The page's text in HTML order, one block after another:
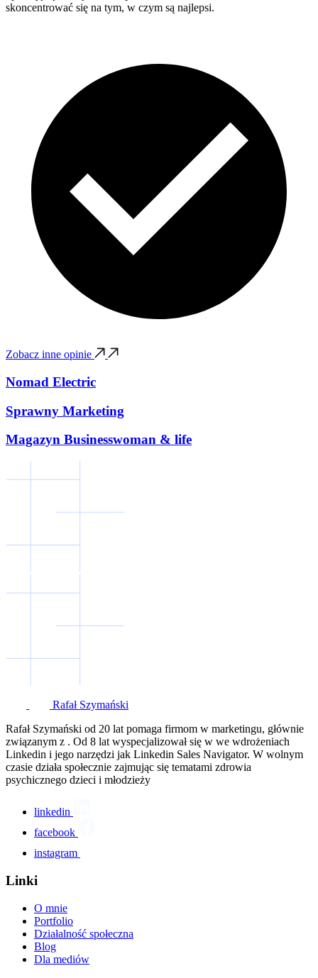
skoncentrować się na tym, w czym są najlepsi.
Zobacz inne opinie
Nomad Electric
Sprawny Marketing
Magazyn Businesswoman & life
Rafał Szymański
Rafał Szymański od 20 lat pomaga firmom w marketingu, głównie
związanym z . Od 8 lat wyspecjalizował się w we wdrożeniach
Linkedin i jego narzędzi jak Linkedin Sales Navigator. W wolnym
czasie działa społecznie zajmując się tematami zdrowia
psychicznego dzieci i młodzieży
linkedin
facebook
instagram
Linki
O mnie
Portfolio
Działalność społeczna
Blog
Dla mediów